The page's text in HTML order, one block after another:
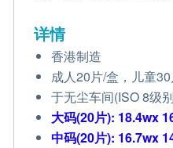
详情
香港制造
成人20片/盒，儿童
于无尘车间(ISO 8级
大码(20片): 18.4wx
中码(20片): 16.7wx